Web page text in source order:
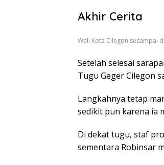
Akhir Cerita
Wali Kota Cilegon sesampai
Setelah selesai
Tugu Geger Cilegon
Langkahnya tetap
sedikit pun karena ia
Di dekat tugu, staf
sementara Robinsar